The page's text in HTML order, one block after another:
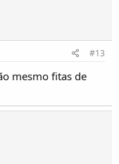
#13
mesmo fitas de